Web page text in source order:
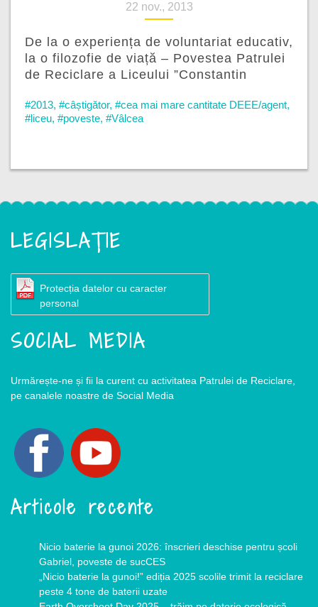
22 nov., 2013
De la o experiența de voluntariat educativ,
la o filozofie de viață – Povestea Patrulei
de Reciclare a Liceului ”Constantin
#2013, #câștigător, #cea mai mare cantitate DEEE/agent,
#liceu, #poveste, #Vâlcea
LEGISLAȚIE
Protecția datelor cu caracter
personal
SOCIAL MEDIA
Urmărește-ne și fii la curent cu activitatea Patrulei de Reciclare,
pe canalele noastre de Social Media
Articole recente
Nicio baterie la gunoi 2026: înscrieri deschise pentru școli
Gabriel, poveste de sucCES
„Nicio baterie la gunoi!” ediția 2025 scolile trimit la reciclare
peste 4 tone de baterii uzate